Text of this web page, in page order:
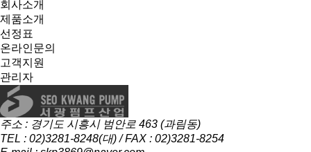
회사소개
제품소개
선정표
온라인문의
고객지원
관리자
주소 : 경기도 시흥시 범안로 463 (과림동)
TEL : 02)3281-8248(대) / FAX : 02)3281-8254